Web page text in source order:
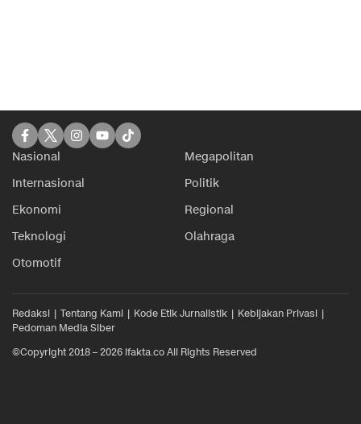
Nasional
Megapolitan
Internasional
Politik
Ekonomi
Regional
Teknologi
Olahraga
Otomotif
Redaksi Tentang Kami Kode Etik Jurnalistik
Kebijakan Privasi
Pedoman Media Siber
©Copyright 2018 – 2026 ifakta.co All Rights Reserved